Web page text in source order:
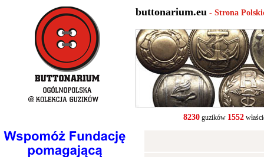
buttonarium.eu - Strona
8230guzików 1552